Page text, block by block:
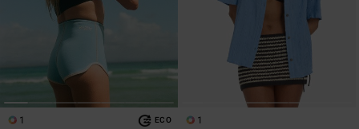
1 ECO
1